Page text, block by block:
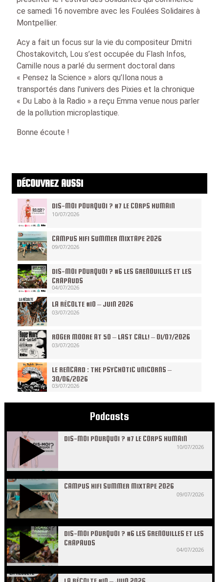
ce samedi 16 novembre avec les Foulées Solidaires à
Montpellier.
Acy a fait un focus sur la vie du compositeur Dmitri
Chostakovitch, Lou s’est occupée du Flash Infos,
Camille nous a parlé du serment doctoral dans
« Pensez la Science » alors qu’Ilona nous a
transportés dans l’univers des Pixies et la chronique
« Du Labo à la Radio » a reçu Emma venue nous parler
de la pollution microplastique.
Bonne écoute !
DÉCOUVREZ AUSSI
DIS-MOI POURQUOI ? #7 LE CORPS HUMAIN
10/07/2026
CAMPUS HIFI SUMMER MIXTAPE 2026
09/07/2026
DIS-MOI POURQUOI ? #6 LES GRENOUILLES ET LES
CRAPAUDS
04/07/2026
LA RÉCOLTE #10 – JUIN 2026
03/07/2026
ROGER MOORE AT 50 – LAST CALL! – 01/07/2026
03/07/2026
LE RENCARD : THE PSYCHOTIC UNICORNS –
30/06/2026
03/07/2026
Podcasts
DIS-MOI POURQUOI ? #7 LE CORPS HUMAIN
10/07/2026
CAMPUS HIFI SUMMER MIXTAPE 2026
09/07/2026
DIS-MOI POURQUOI ? #6 LES GRENOUILLES ET LES
CRAPAUDS
04/07/2026